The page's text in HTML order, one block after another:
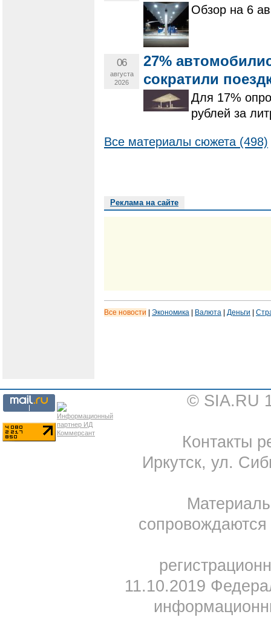
Обзор на 6
06
августа
2026
27%
сократили
Для 17%
рублей за
Все материалы сюжета (498)
Реклама на сайте
Все новости Экономика Валюта Деньги
© SIA.RU
Контакты
Иркутск, ул.
11.10.2019